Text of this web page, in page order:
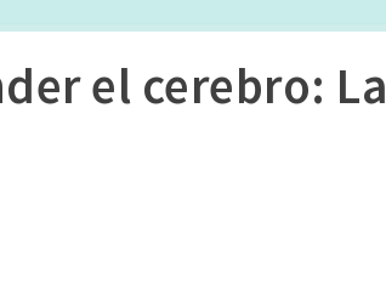
el cerebro: La